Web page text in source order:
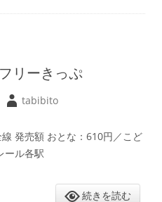
リーきっぷ
tabibito
発売額 おとな：610円／こど
ール各駅
続きを読む